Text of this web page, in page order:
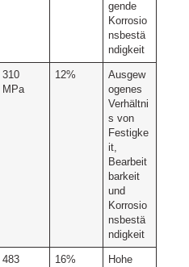
gende
Korrosio
nsbestä
ndigkeit
310
MPa
12%
Ausgew
ogenes
Verhältni
s von
Festigke
it,
Bearbeit
barkeit
und
Korrosio
nsbestä
ndigkeit
483
16%
Hohe